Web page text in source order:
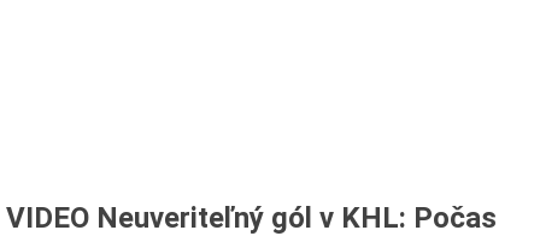
VIDEO Neuveriteľný gól v KHL: Počas